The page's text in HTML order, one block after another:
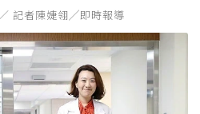
記者陳婕翎╱即時報導